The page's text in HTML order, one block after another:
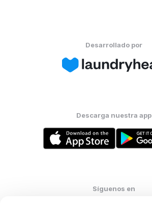
Desarrollado por
Descarga nuestra app
Síguenos en